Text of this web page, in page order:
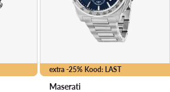
extra -25% Kood: LAST
Maserati